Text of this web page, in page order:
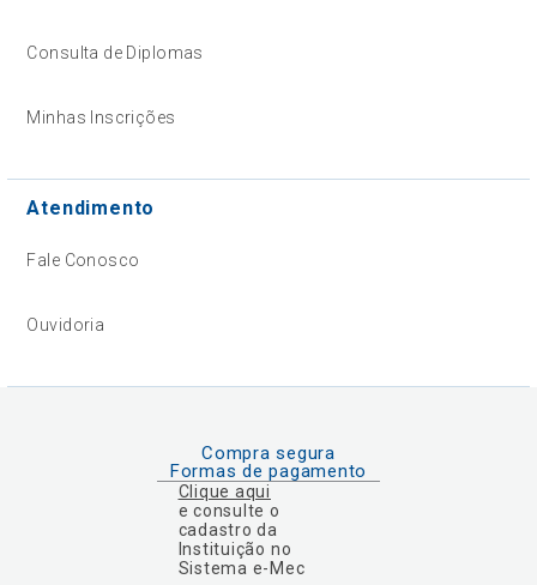
Consulta de Diplomas
Minhas Inscrições
Atendimento
Fale Conosco
Ouvidoria
Compra segura
Formas de pagamento
Clique aqui
e consulte o
cadastro da
Instituição no
Sistema e-Mec